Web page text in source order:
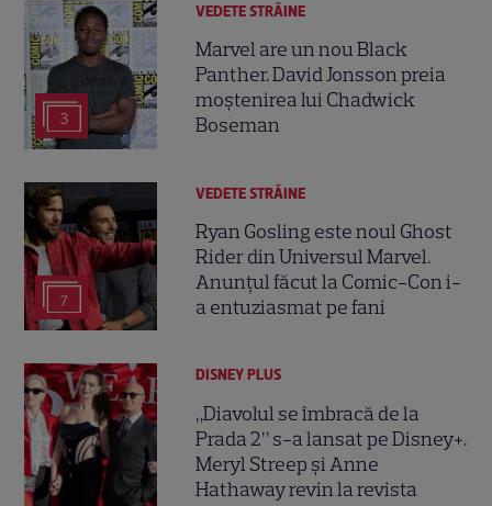
3
VEDETE STRĂINE
Marvel are un nou Black
Panther. David Jonsson preia
moștenirea lui Chadwick
Boseman
7
VEDETE STRĂINE
Ryan Gosling este noul Ghost
Rider din Universul Marvel.
Anunțul făcut la Comic-Con i-
a entuziasmat pe fani
DISNEY PLUS
„Diavolul se îmbracă de la
Prada 2” s-a lansat pe Disney+.
Meryl Streep și Anne
Hathaway revin la revista